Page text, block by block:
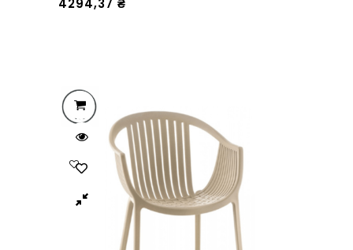
4294,37 ₴